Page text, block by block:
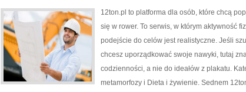
12ton.pl to platforma dla osób, które chcą
się w rower. To serwis, w którym aktywność
podejście do celów jest realistyczne. Jeśli
chcesz uporządkować swoje nawyki, tutaj
codzienności, a nie do ideałów z plakatu.
metamorfozy i Dieta i żywienie. Sednem